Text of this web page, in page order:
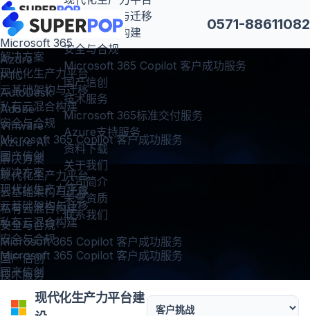
云基础架构与迁移
私有云混合构建
安全与合规
Microsoft 365 Copilot 客户成功服务
国产信创
技术服务
Microsoft 365标准交付服务
Azure支持服务
资料下载
关于我们
公司简介
荣誉资质
联系我们
0571-88611082
产品及云服务
Microsoft 365
Azure
PTC
AutoDesk
Adobe
Vmware
Azure AI
解决方案
现代化生产力平台
云基础架构与迁移
私有云混合构建
安全与合规
Microsoft 365 Copilot 客户成功服务
国产信创
技术服务
Microsoft 365标准交付服务
Azure支持服务
解决方案
现代化生产力平台
云基础架构与迁移
私有云混合构建
安全与合规
Microsoft 365 Copilot 客户成功服务
国产信创
解决方案
现代化生产力平台
云基础架构与迁移
私有云混合构建
安全与合规
Microsoft 365 Copilot 客户成功服务
国产信创
现代化生产力平台建